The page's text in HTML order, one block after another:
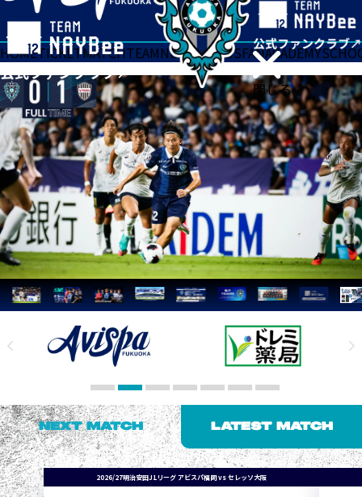
閉じる
HOMETICKETMATCHTEAMNEWSGOODSFANACADEMY
NEXT MATCH LATEST MATCH
2026/27明治安田J1リーグ アビスパ福岡 vs セレッソ大阪